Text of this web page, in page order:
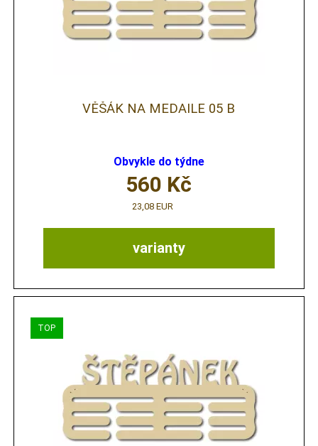
VĚŠÁK NA MEDAILE 05 B
Obvykle do týdne
varianty
560 Kč
23,08 EUR